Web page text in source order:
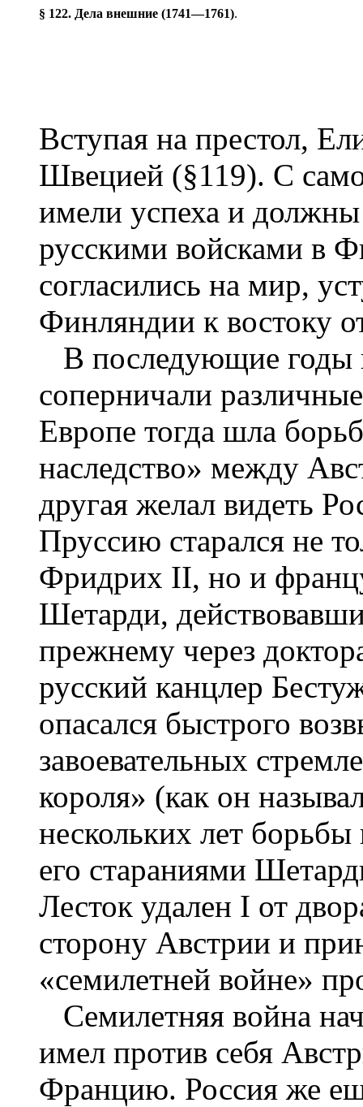
§ 122. Дела внешние (1741—1761).
Вступая на престол,
Швецией (§119). С
имели успеха и
русскими войсками в
согласились на мир,
Финляндии к востоку
В последующие годы
соперничали
Европе тогда шла
наследство» между
другая желал видеть
Пруссию старался не
Фридрих II, но и
Шетарди,
прежнему через
русский канцлер
опасался быстрого
завоевательных
короля» (как он
нескольких лет
его стараниями
Лесток удален I от
сторону Австрии и
«семилетней войне»
Семилетняя война
имел против себя
Францию. Россия же